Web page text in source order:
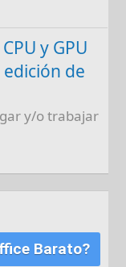
y GPU
de
y/o trabajar
Barato?